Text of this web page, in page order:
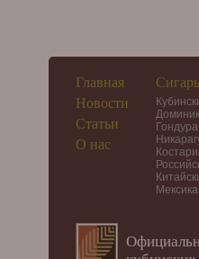
Главная
Новости
Статьи
О нас